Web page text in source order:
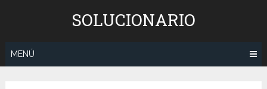
SOLUCIONARIO
MENÚ